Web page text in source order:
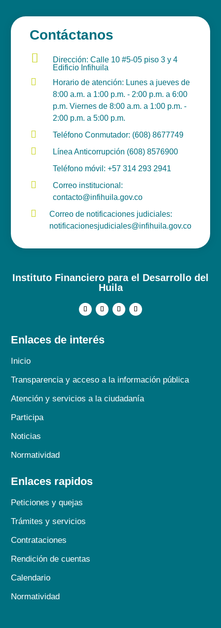
Contáctanos

Dirección: Calle 10 #5-05 piso 3 y 4
Edificio Infihuila

Horario de atención: Lunes a jueves de
8:00 a.m. a 1:00 p.m. - 2:00 p.m. a 6:00
p.m. Viernes de 8:00 a.m. a 1:00 p.m. -
2:00 p.m. a 5:00 p.m.
 Teléfono Conmutador: (608) 8677749
 Línea Anticorrupción (608) 8576900
Teléfono móvil: +57 314 293 2941

Correo institucional:
contacto@infihuila.gov.co

Correo de notificaciones judiciales:
notificacionesjudiciales@infihuila.gov.co
Instituto Financiero para el Desarrollo del
Huila
Enlaces de interés
Inicio
Transparencia y acceso a la información pública
Atención y servicios a la ciudadanía
Participa
Noticias
Normatividad
Enlaces rapidos
Peticiones y quejas
Trámites y servicios
Contrataciones
Rendición de cuentas
Calendario
Normatividad